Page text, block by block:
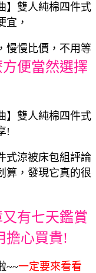
】雙人純棉四件式
宜，
慢慢比價，不用等
方便當然選擇
】雙人純棉四件式
!
式涼被床包組評論
算，發現它真的很
有七天鑑賞
擔心買貴!
~~一定要來看看